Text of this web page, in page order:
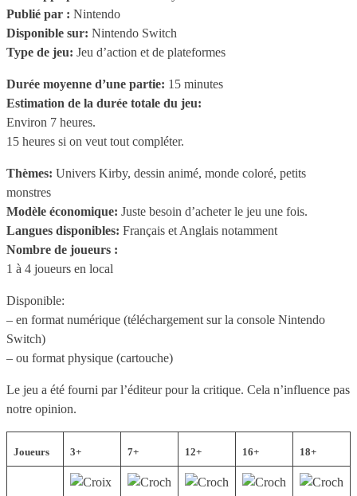
Publié par : Nintendo
Disponible sur: Nintendo Switch
Type de jeu: Jeu d’action et de plateformes
Durée moyenne d’une partie: 15 minutes
Estimation de la durée totale du jeu:
Environ 7 heures.
15 heures si on veut tout compléter.
Thèmes: Univers Kirby, dessin animé, monde coloré, petits
monstres
Modèle économique: Juste besoin d’acheter le jeu une fois.
Langues disponibles: Français et Anglais notamment
Nombre de joueurs :
1 à 4 joueurs en local
Disponible:
– en format numérique (téléchargement sur la console Nintendo
Switch)
– ou format physique (cartouche)
Le jeu a été fourni par l’éditeur pour la critique. Cela n’influence pas
notre opinion.
Joueurs 3+ 7+ 12+ 16+ 18+